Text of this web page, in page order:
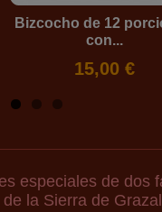
Bizcocho de 12
con...
15,00 €
especiales de dos
la Sierra de